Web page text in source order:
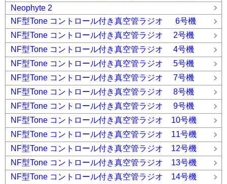
Neophyte 2
NF型Tone コントロール付き真空管ラジオ 6号機
NF型Tone コントロール付き真空管ラジオ 2号機
NF型Tone コントロール付き真空管ラジオ 4号機
NF型Tone コントロール付き真空管ラジオ 5号機
NF型Tone コントロール付き真空管ラジオ 7号機
NF型Tone コントロール付き真空管ラジオ 8号機
NF型Tone コントロール付き真空管ラジオ 9号機
NF型Tone コントロール付き真空管ラジオ 10号機
NF型Tone コントロール付き真空管ラジオ 11号機
NF型Tone コントロール付き真空管ラジオ 12号機
NF型Tone コントロール付き真空管ラジオ 13号機
NF型Tone コントロール付き真空管ラジオ 14号機